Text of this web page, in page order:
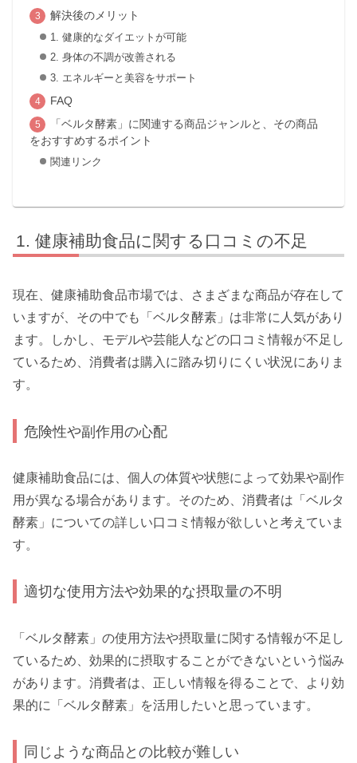
解決後のメリット
1. 健康的なダイエットが可能
2. 身体の不調が改善される
3. エネルギーと美容をサポート
FAQ
「ベルタ酵素」に関連する商品ジャンルと、その商品
をおすすめするポイント
関連リンク
健康補助食品に関する口コミの不足
現在、健康補助食品市場では、さまざまな商品が存在して
いますが、その中でも「ベルタ酵素」は非常に人気があり
ます。しかし、モデルや芸能人などの口コミ情報が不足し
ているため、消費者は購入に踏み切りにくい状況にありま
す。
危険性や副作用の心配
健康補助食品には、個人の体質や状態によって効果や副作
用が異なる場合があります。そのため、消費者は「ベルタ
酵素」についての詳しい口コミ情報が欲しいと考えていま
す。
適切な使用方法や効果的な摂取量の不明
「ベルタ酵素」の使用方法や摂取量に関する情報が不足し
ているため、効果的に摂取することができないという悩み
があります。消費者は、正しい情報を得ることで、より効
果的に「ベルタ酵素」を活用したいと思っています。
同じような商品との比較が難しい